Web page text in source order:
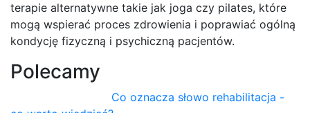
terapie alternatywne takie jak joga czy pilates, które
mogą wspierać proces zdrowienia i poprawiać ogólną
kondycję fizyczną i psychiczną pacjentów.
Polecamy
Co oznacza słowo rehabilitacja -